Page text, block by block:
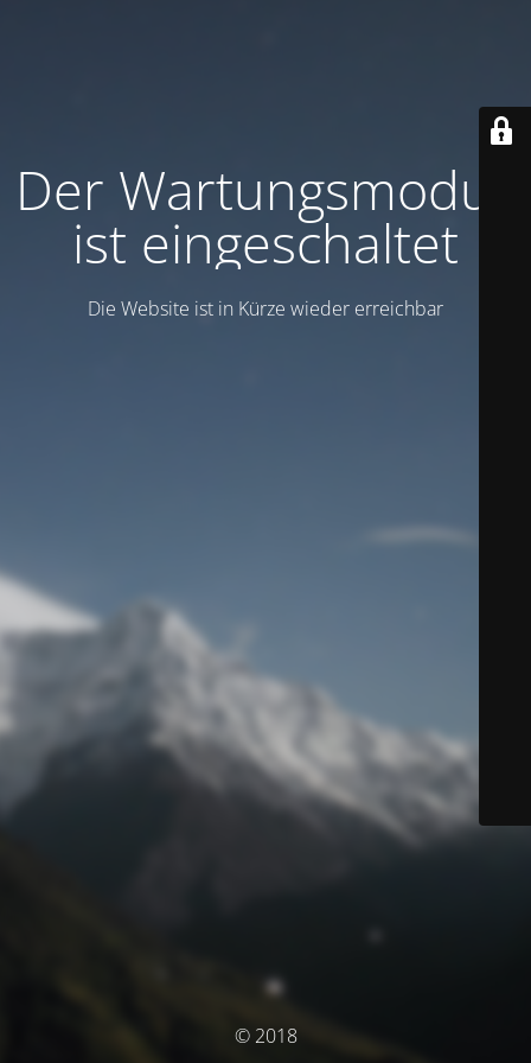
Der Wartungsmodus
ist eingeschaltet
Die Website ist in Kürze wieder erreichbar
© 2018